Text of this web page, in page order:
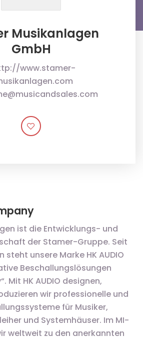
Musikanlagen
GmbH
www.stamer-
ist die Entwicklungs- und
der Stamer-Gruppe. Seit
steht unsere Marke HK AUDIO
Beschallungslösungen
Mit HK AUDIO designen,
wir professionelle und
für Musiker,
und Systemhäuser. Im MI-
weltweit zu den anerkannten